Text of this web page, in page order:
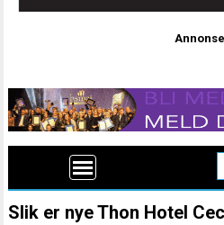
Slik er nye Thon Hotel